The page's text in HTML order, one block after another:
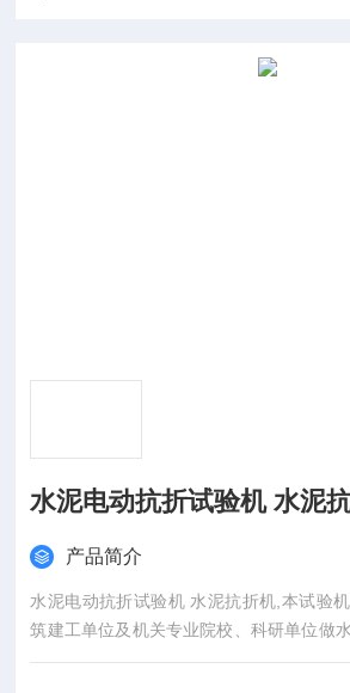
水泥电动抗折试验机 水泥
产品简介
水泥电动抗折试验机 水泥抗折机,本试验
筑建工单位及机关专业院校、科研单位做
检验用，并可用作其它非金属脆性材料的